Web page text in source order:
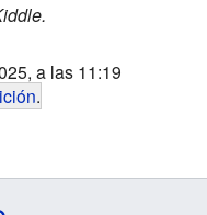
a las 11:19
.